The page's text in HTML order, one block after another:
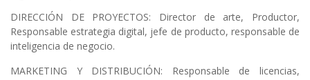
DIRECCIÓN DE PROYECTOS: Director de arte, Productor,
Responsable estrategia digital, jefe de producto, responsable de
inteligencia de negocio.
MARKETING Y DISTRIBUCIÓN: Responsable de licencias,